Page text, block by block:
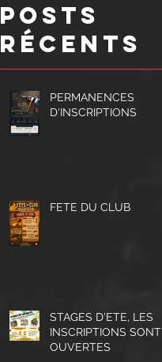
Posts
Récents
PERMANENCES
D'INSCRIPTIONS
FETE DU CLUB
STAGES D'ETE, LES
INSCRIPTIONS SONT
OUVERTES